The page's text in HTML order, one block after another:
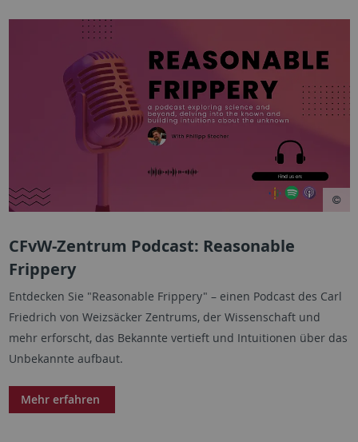
CFvW-Zentrum Podcast: Reasonable
Frippery
Entdecken Sie "Reasonable Frippery" – einen Podcast des Carl
Friedrich von Weizsäcker Zentrums, der Wissenschaft und
mehr erforscht, das Bekannte vertieft und Intuitionen über das
Unbekannte aufbaut.
Mehr erfahren